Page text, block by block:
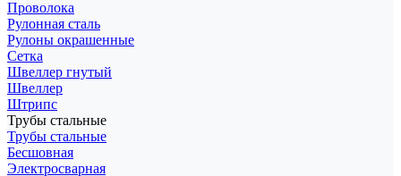
Проволока
Рулонная сталь
Рулоны окрашенные
Сетка
Швеллер гнутый
Швеллер
Штрипс
Трубы стальные
Трубы стальные
Бесшовная
Электросварная